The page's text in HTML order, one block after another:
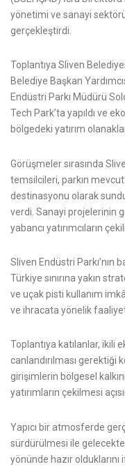
yönetimi ve sanayi
gerçekleştirdi.
Toplantıya Sliven
Belediye Başkan
Endüstri Parkı Müdürü
Tech Park’ta yapıldı ve
bölgedeki yatırım
Görüşmeler sırasında
temsilcileri, parkın mevcut
destinasyonu olarak
verdi. Sanayi projelerinin
yabancı yatırımcıların
Sliven Endüstri Parkı’nın
Türkiye sınırına yakın
ve uçak pisti kullanım
ve ihracata yönelik
Toplantıya katılanlar, ikili
canlandırılması
girişimlerin bölgesel
yatırımların çekilmesi
Yapıcı bir atmosferde
sürdürülmesi ile
yönünde hazır olduklarını